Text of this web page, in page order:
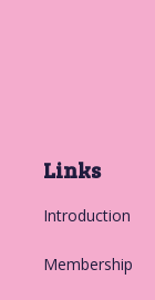
Links
Introduction
Membership